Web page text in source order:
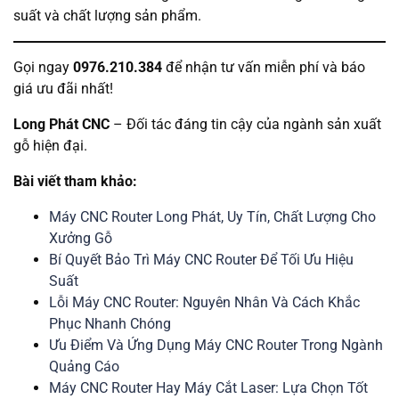
suất và chất lượng sản phẩm.
Gọi ngay 0976.210.384 để nhận tư vấn miễn phí và báo
giá ưu đãi nhất!
Long Phát CNC – Đối tác đáng tin cậy của ngành sản xuất
gỗ hiện đại.
Bài viết tham khảo:
Máy CNC Router Long Phát, Uy Tín, Chất Lượng Cho
Xưởng Gỗ
Bí Quyết Bảo Trì Máy CNC Router Để Tối Ưu Hiệu
Suất
Lỗi Máy CNC Router: Nguyên Nhân Và Cách Khắc
Phục Nhanh Chóng
Ưu Điểm Và Ứng Dụng Máy CNC Router Trong Ngành
Quảng Cáo
Máy CNC Router Hay Máy Cắt Laser: Lựa Chọn Tốt